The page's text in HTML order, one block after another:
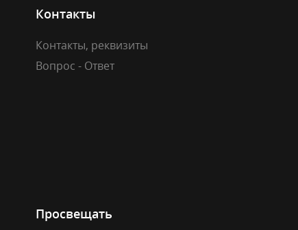
Контакты
Контакты, реквизиты
Вопрос - Ответ
Просвещать